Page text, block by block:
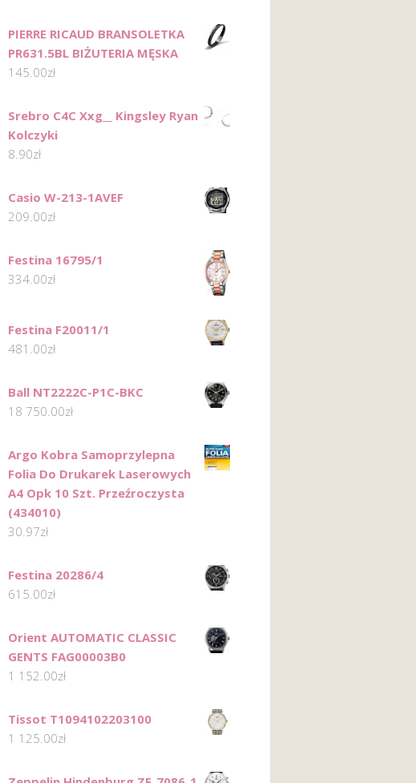
PIERRE RICAUD BRANSOLETKA
PR631.5BL BIŻUTERIA MĘSKA
145.00zł
Srebro C4C Xxg__ Kingsley Ryan
Kolczyki
8.90zł
Casio W-213-1AVEF
209.00zł
Festina 16795/1
334.00zł
Festina F20011/1
481.00zł
Ball NT2222C-P1C-BKC
18 750.00zł
Argo Kobra Samoprzylepna
Folia Do Drukarek Laserowych
A4 Opk 10 Szt. Przeźroczysta
(434010)
30.97zł
Festina 20286/4
615.00zł
Orient AUTOMATIC CLASSIC
GENTS FAG00003B0
1 152.00zł
Tissot T1094102203100
1 125.00zł